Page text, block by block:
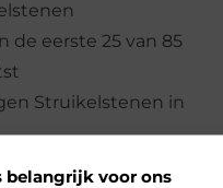
belangrijk voor ons
de eerste 25 van 85
Struikelstenen in